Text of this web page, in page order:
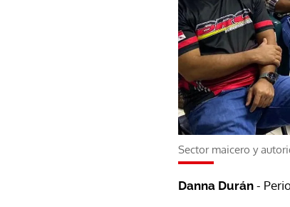
Sector maicero y
Danna Durán -